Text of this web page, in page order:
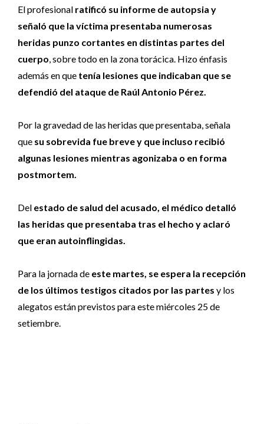
El profesional ratificó su informe de autopsia y
señaló que la víctima presentaba numerosas
heridas punzo cortantes en distintas partes del
cuerpo, sobre todo en la zona torácica. Hizo énfasis
además en que tenía lesiones que indicaban que se
defendió del ataque de Raúl Antonio Pérez.
Por la gravedad de las heridas que presentaba, señala
que su sobrevida fue breve y que incluso recibió
algunas lesiones mientras agonizaba o en forma
postmortem.
Del estado de salud del acusado, el médico detalló
las heridas que presentaba tras el hecho y aclaró
que eran autoinflingidas.
Para la jornada de este martes, se espera la recepción
de los últimos testigos citados por las partes y los
alegatos están previstos para este miércoles 25 de
setiembre.